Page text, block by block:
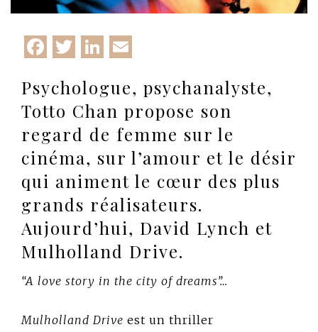
Facebook
Twitter
LinkedIn
Psychologue, psychanalyste,
Totto Chan propose son
regard de femme sur le
cinéma, sur l’amour et le désir
qui animent le cœur des plus
grands réalisateurs.
Aujourd’hui, David Lynch et
Mulholland Drive.
“A love story in the city of dreams”…
Mulholland Drive est un thriller